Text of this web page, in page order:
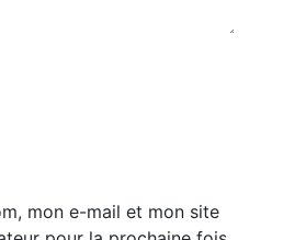
mon e-mail et mon site